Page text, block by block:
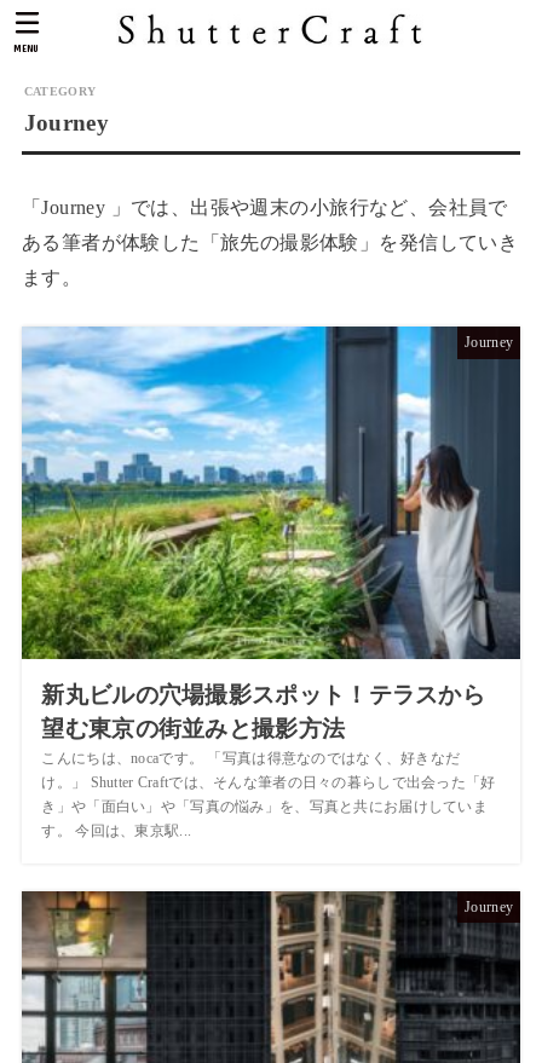
MENU
Journey
「Journey 」では、出張や週末の小旅行など、会社員で
ある筆者が体験した「旅先の撮影体験」を発信していき
ます。
Journey
新丸ビルの穴場撮影スポット！テラスから
望む東京の街並みと撮影方法
こんにちは、nocaです。 「写真は得意なのではなく、好きなだ
け。」 Shutter Craftでは、そんな筆者の日々の暮らしで出会った「好
き」や「面白い」や「写真の悩み」を、写真と共にお届けしていま
す。 今回は、東京駅...
Journey